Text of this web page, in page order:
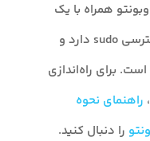
همراه با یک
کاربر غیر روت (non-root) که دسترسی sudo دارد و
برای راه‌اندازی
راهنمای نحوه
را دنبال کنید.